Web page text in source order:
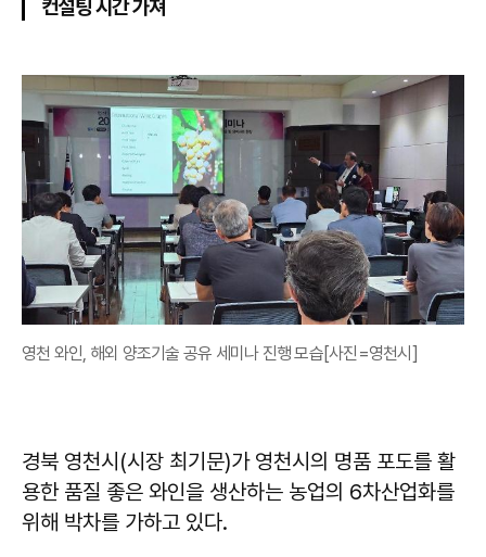
컨설팅 시간 가져
영천 와인, 해외 양조기술 공유 세미나 진행 모습[사진=영천시]
경북 영천시(시장 최기문)가 영천시의 명품 포도를 활
용한 품질 좋은 와인을 생산하는 농업의 6차산업화를
위해 박차를 가하고 있다.